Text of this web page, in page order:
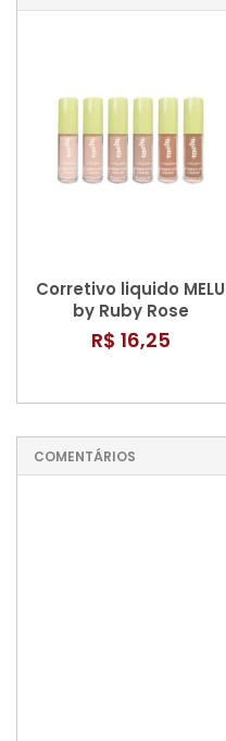
Corretivo liquido MELU
by Ruby Rose
R$ 16,25
COMENTÁRIOS